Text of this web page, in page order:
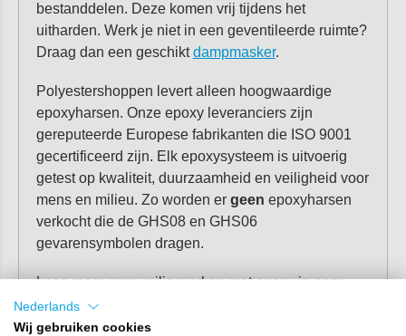
bestanddelen. Deze komen vrij tijdens het
uitharden. Werk je niet in een geventileerde ruimte?
Draag dan een geschiktdampmasker.
Polyestershoppen levert alleen hoogwaardige
epoxyharsen. Onze epoxy leveranciers zijn
gereputeerde Europese fabrikanten die ISO 9001
gecertificeerd zijn. Elk epoxysysteem is uitvoerig
getest op kwaliteit, duurzaamheid en veiligheid voor
mens en milieu. Zo worden er geen epoxyharsen
verkocht die de GHS08 en GHS06
gevarensymbolen dragen.
Lees meer over veilig werken met epoxy in onze
informatie artikel: "
Nederlands
Wij gebruiken cookies